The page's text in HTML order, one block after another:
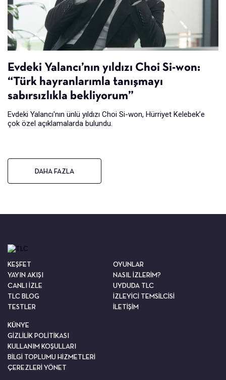
Evdeki Yalancı’nın yıldızı Choi Si-won:
“Türk hayranlarımla tanışmayı
sabırsızlıkla bekliyorum”
Evdeki Yalancı'nın ünlü yıldızı Choi Si-won, Hürriyet Kelebek’e
çok özel açıklamalarda bulundu.
DAHA FAZLA
KEŞFET
YAYIN AKIŞI
CANLI İZLE
TLC BLOG
TESTLER
OYUNLAR
NASIL İZLERİM?
UYDUDA TLC
İZLEYİCİ TEMSİLCİSİ
İLETİŞİM
KÜNYE
GİZLİLİK POLİTİKASI
KULLANIM KOŞULLARI
BİLGİ TOPLUMU HİZMETLERİ
ÇEREZLERİ YÖNET